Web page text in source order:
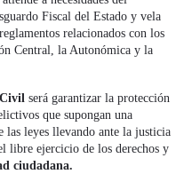
Fiscal del Estado y vela
relacionados con los
Central, la Autonómica y la
será garantizar la protección
que supongan una
las leyes llevando ante la justicia
libre ejercicio de los derechos y
ciudadana.